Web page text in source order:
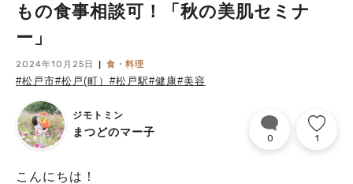
もの食事相談可！「秋の美肌セミナ
ー」
2024年10月25日 食・料理
#松戸市#松戸(町） #松戸駅#健康#美容
ジモトミン
まつどのマー子 0 1
こんにちは！